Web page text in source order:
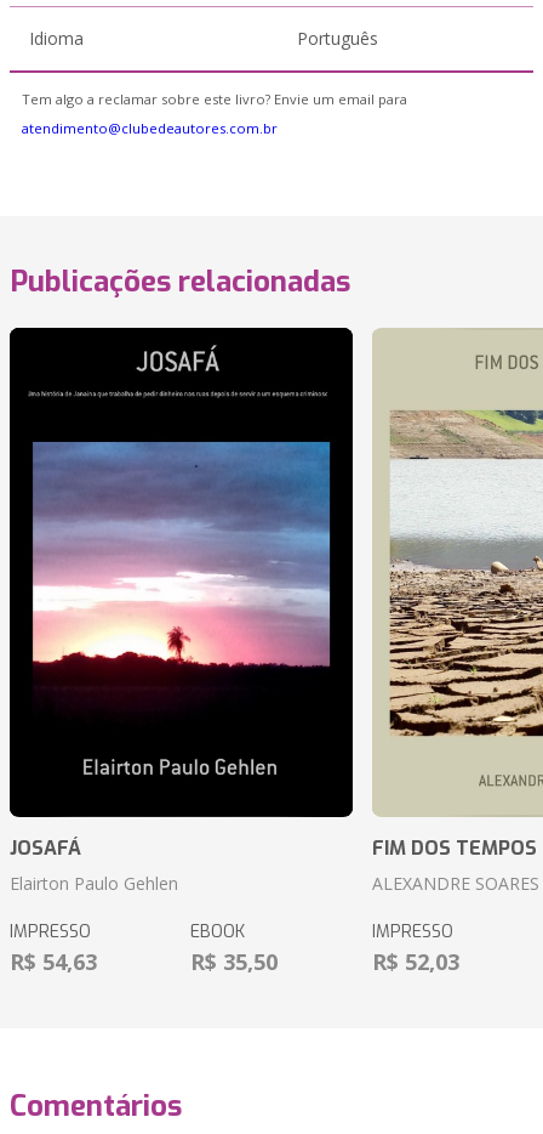
Idioma Português
Tem algo a reclamar sobre este livro? Envie um email para
atendimento@clubedeautores.com.br
Publicações relacionadas
JOSAFÁ
Elairton Paulo Gehlen
IMPRESSO
R$ 54,63
EBOOK
R$ 35,50
FIM DOS TEMPOS
ALEXANDRE SOARES
IMPRESSO
R$ 52,03
Comentários